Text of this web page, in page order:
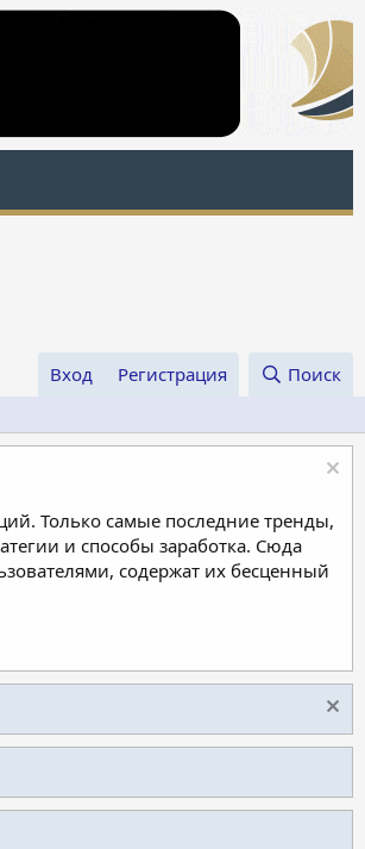
Вход Регистрация Поиск
Только самые последние тренды,
и способы заработка. Сюда
содержат их бесценный